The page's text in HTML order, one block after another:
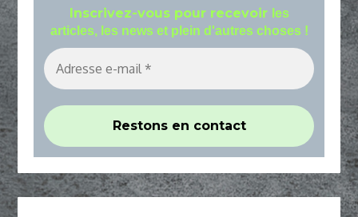
Inscrivez-vous pour recevoir les
articles, les news et plein d'autres choses !